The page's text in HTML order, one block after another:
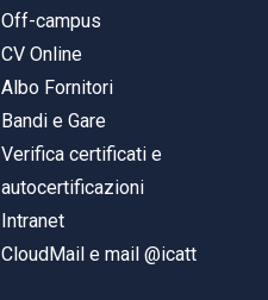
Off-campus
CV Online
Albo Fornitori
Bandi e Gare
Verifica certificati e
autocertificazioni
Intranet
CloudMail e mail @icatt